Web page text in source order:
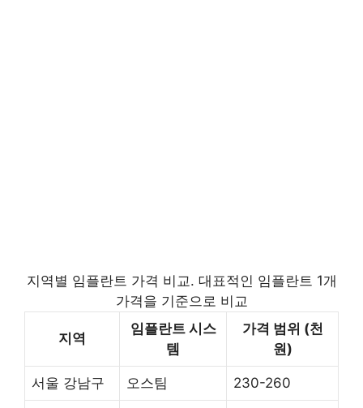
지역별 임플란트 가격 비교. 대표적인 임플란트 1개
가격을 기준으로 비교
지역
임플란트 시스
템
가격 범위 (천
원)
서울 강남구 오스팀 230-260